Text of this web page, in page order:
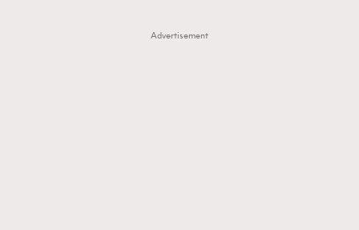
Advertisement